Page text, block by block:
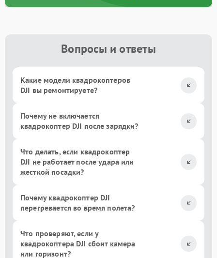
Вопросы и ответы
Какие модели квадрокоптеров
DJI вы ремонтируете?
Почему не включается
квадрокоптер DJI после зарядки?
Что делать, если квадрокоптер
DJI не работает после удара или
жесткой посадки?
Почему квадрокоптер DJI
перегревается во время полета?
Что проверяют, если у
квадрокоптера DJI сбоит камера
или горизонт?